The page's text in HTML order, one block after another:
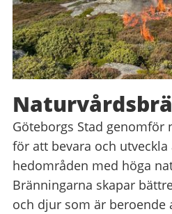
Göteborgs Stad genomför
för att bevara och utveckla
hedområden med höga
Bränningarna skapar
och djur som är beroende